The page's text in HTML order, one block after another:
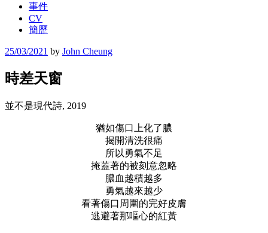
事件
CV
簡歷
Posted
25/03/2021 by John Cheung
時差天窗
並不是現代詩, 2019
猶如傷口上化了膿
揭開清洗很痛
所以勇氣不足
掩蓋著的被刻意忽略
膿血越積越多
勇氣越來越少
看著傷口周圍的完好皮膚
逃避著那嘔心的紅黃